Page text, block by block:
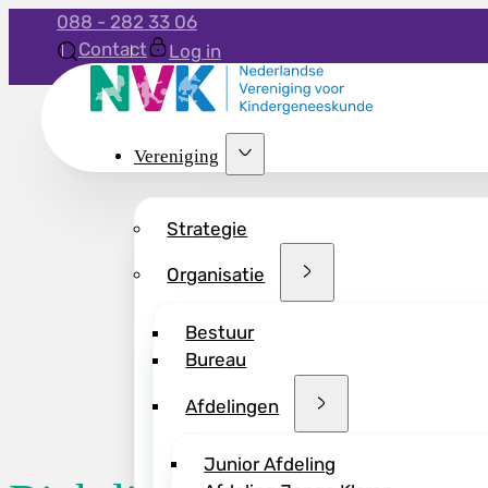
088 - 282 33 06
Contact
Log in
Vereniging
Strategie
Organisatie
Bestuur
Bureau
Afdelingen
Junior Afdeling